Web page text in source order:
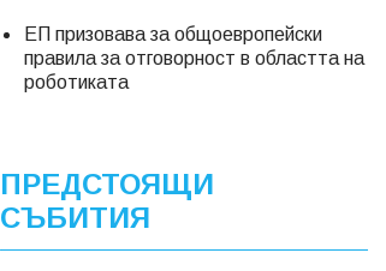
ЕП призовава за общоевропейски
правила за отговорност в областта на
роботиката
ПРЕДСТОЯЩИ
СЪБИТИЯ